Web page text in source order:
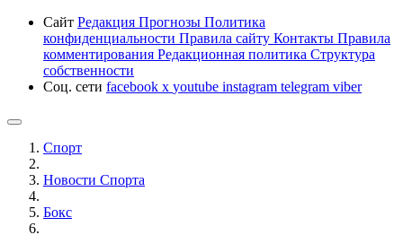
Сайт Редакция Прогнозы Политика
конфиденциальности Правила сайту Контакты Правила
комментирования Редакционная политика Структура
собственности
Соц. сети facebook x youtube instagram telegram viber
Спорт
Новости Cпорта
Бокс